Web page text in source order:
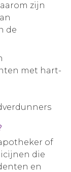
zijn
de
met hart-
of
die
en